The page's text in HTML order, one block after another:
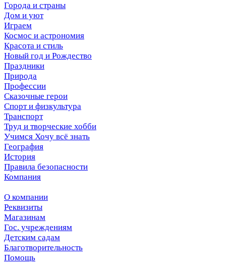
Города и страны
Дом и уют
Играем
Космос и астрономия
Красота и стиль
Новый год и Рождество
Праздники
Природа
Профессии
Сказочные герои
Спорт и физкультура
Транспорт
Труд и творческие хобби
Учимся Хочу всё знать
География
История
Правила безопасности
Компания
О компании
Реквизиты
Магазинам
Гос. учреждениям
Детским садам
Благотворительность
Помощь